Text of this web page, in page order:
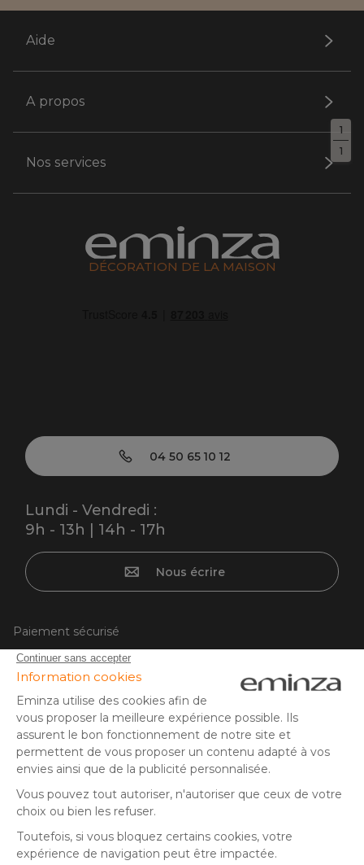
1
1
Aide
A propos
Nos services
DÉCORATION DE LA MAISON
04 50 65 10 12
Lundi - Vendredi :
9h - 13h | 14h - 17h
Nous écrire
Paiement sécurisé
Carte bancaire, PayPal, virement bancaire, 3x ou 4x par CB
à partir de 50EUR, Google/Apple Pay.
Suivez-nous sur :
© Copyright 2025 Eminza | Tous droits réservés |
ESPAÑA FRA